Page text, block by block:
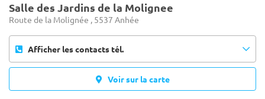
Salle des Jardins de la Molignee
Route de la Molignée , 5537 Anhée
Afficher les contacts tél.
Voir sur la carte